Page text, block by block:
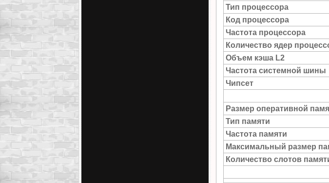
Тип процессора
Код процессора
Частота процессора
Количество ядер
Объем кэша L2
Частота системной шины
Чипсет
Размер оперативной
Тип памяти
Частота памяти
Максимальный размер
Количество слотов